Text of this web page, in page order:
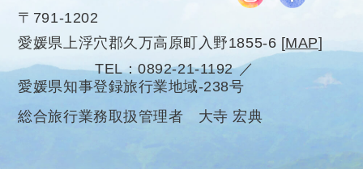
〒791-1202
愛媛県上浮穴郡久万高原町入野1855-6 [MAP]
TEL
0892-21-1192
愛媛県知事登録旅行業地域-238号
総合旅行業務取扱管理者 大寺 宏典